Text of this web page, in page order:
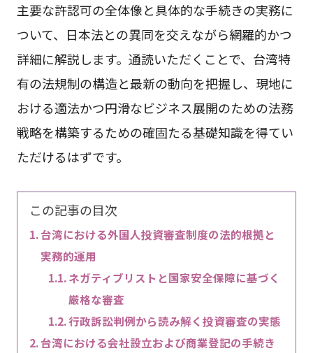
主要な許認可の全体像と具体的な手続きの実務に
ついて、日本法との異同を交えながら網羅的かつ
詳細に解説します。通読いただくことで、台湾特
有の法規制の構造と最新の動向を把握し、現地に
おける適法かつ円滑なビジネス展開のための法務
戦略を構築するための確固たる基礎知識を得てい
ただけるはずです。
この記事の目次
台湾における外国人投資審査制度の法的根拠と
実務的運用
ネガティブリストと国家安全保障に基づく
厳格な審査
行政訴訟判例から読み解く投資審査の実態
台湾における会社設立および商業登記の手続き